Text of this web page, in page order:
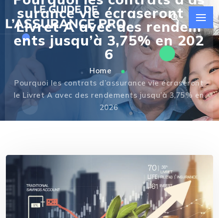
surance vie écraseront le
Livret A avec des rendem
ents jusqu’à 3,75% en 202
6
Home
Pourquoi les contrats d’assurance vie écraseront
le Livret A avec des rendements jusqu’à 3,75% en
2026